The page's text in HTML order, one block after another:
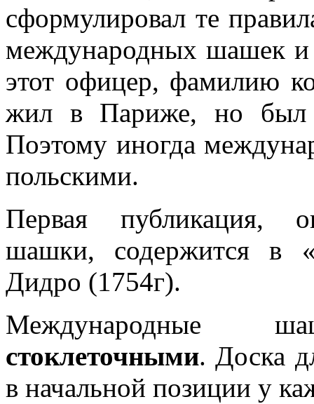
сформулировал те
международных шашек и
этот офицер, фамилию
жил в Париже, но был
Поэтому иногда
польскими.
Первая публикация,
шашки, содержится в
Дидро (1754г).
Международные
стоклеточными. Доска
в начальной позиции у